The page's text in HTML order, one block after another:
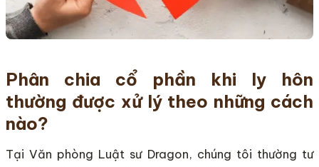
Phân chia cổ phần khi ly hôn
thường được xử lý theo những cách
nào?
Tại Văn phòng Luật sư Dragon, chúng tôi thường tư